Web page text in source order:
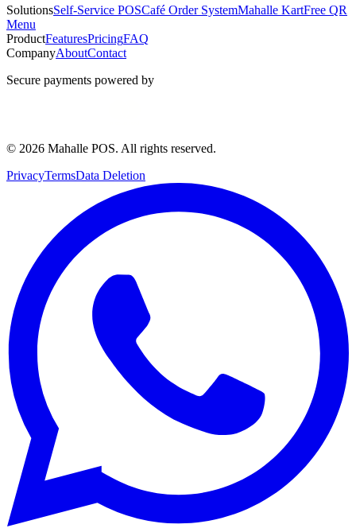
SolutionsSelf-Service POSCafé Order SystemMahalle KartFree QR
Menu
ProductFeaturesPricingFAQ
CompanyAboutContact
Secure payments powered by
© 2026 Mahalle POS. All rights reserved.
PrivacyTermsData Deletion